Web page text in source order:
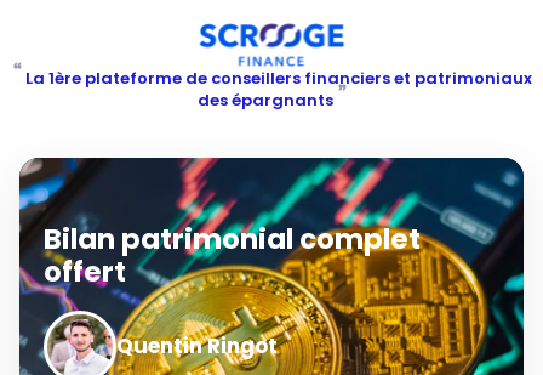
“ La 1ère plateforme de conseillers financiers et patrimoniaux
des épargnants ”
Bilan patrimonial complet
offert
Quentin Ringot